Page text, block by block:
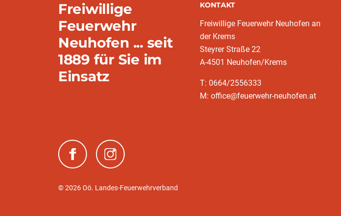
Freiwillige
Feuerwehr
Neuhofen ... seit
1889 für Sie im
Einsatz
KONTAKT
Freiwillige Feuerwehr Neuhofen an
der Krems
Steyrer Straße 22
A-4501 Neuhofen/Krems
T: 0664/2556333
M: office@feuerwehr-neuhofen.at
(neues Fenster)(neues Fenster)
© 2026 Oö. Landes-Feuerwehrverband